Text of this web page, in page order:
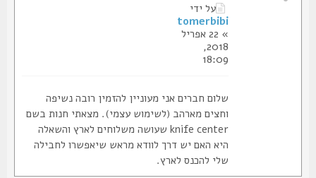
על ידי
tomerbibi
» 22 אפריל
2018,
18:09
שלום חברים אני מעוניין להזמין רובה נשיפה
וחצים מארהב (לשימוש עצמי). מצאתי חנות בשם
knife center שעושה משלוחים לארץ והשאלה
היא האם יש דרך לוודא מראש שיאפשרו לחבילה
שלי להכנס לארץ.